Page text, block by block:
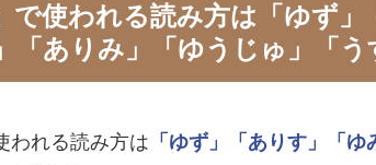
で使われる読み方は「ゆず
「ありみ」「ゆうじゅ」「う
われる読み方は 「ゆず」 「ありす」 「ゆ